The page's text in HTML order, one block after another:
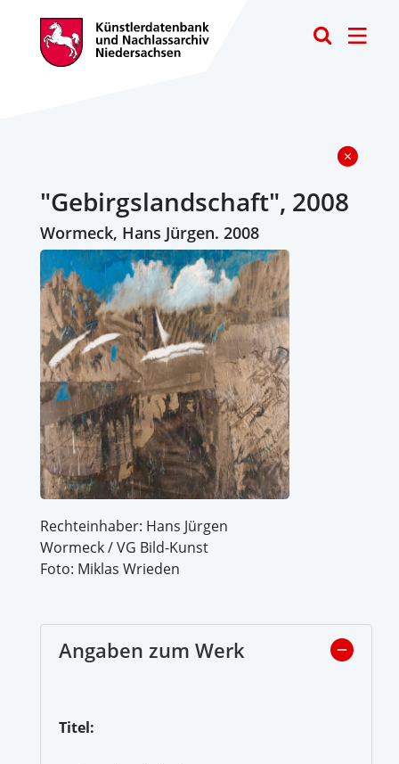
"Gebirgslandschaft", 2008
Wormeck, Hans Jürgen. 2008
Rechteinhaber: Hans Jürgen
Wormeck / VG Bild-Kunst
Foto: Miklas Wrieden
Angaben zum Werk
Titel: